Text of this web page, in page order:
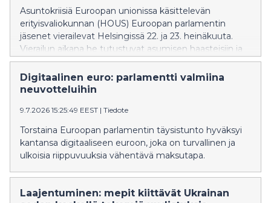
Asuntokriisiä Euroopan unionissa käsittelevän
erityisvaliokunnan (HOUS) Euroopan parlamentin
jäsenet vierailevat Helsingissä 22. ja 23. heinäkuuta.
Vierailun aikana he tutustuvat asumisen haasteisiin ja
ratkaisuihin.
Digitaalinen euro: parlamentti valmiina
neuvotteluihin
9.7.2026 15:25:49 EEST | Tiedote
Torstaina Euroopan parlamentin täysistunto hyväksyi
kantansa digitaaliseen euroon, joka on turvallinen ja
ulkoisia riippuvuuksia vähentävä maksutapa.
Laajentuminen: mepit kiittävät Ukrainan